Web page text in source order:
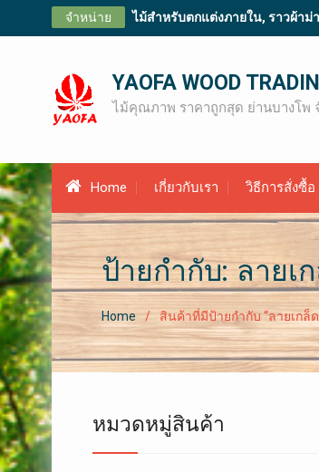
จำหน่าย ไม้สำหรับตกแต่งภายใน, ราวผ้า
YAOFA WOOD
ไม้คุณภาพ ราคาถูกสุด ย่านบางโพ
Home เกี่ยวกับเรา วิธีการสั่งซื้อ
ป้ายกำกับ: ลาย
Home สินค้าที่มีป้ายกำกับ “ลายเกล็
หมวดหมู่สินค้า